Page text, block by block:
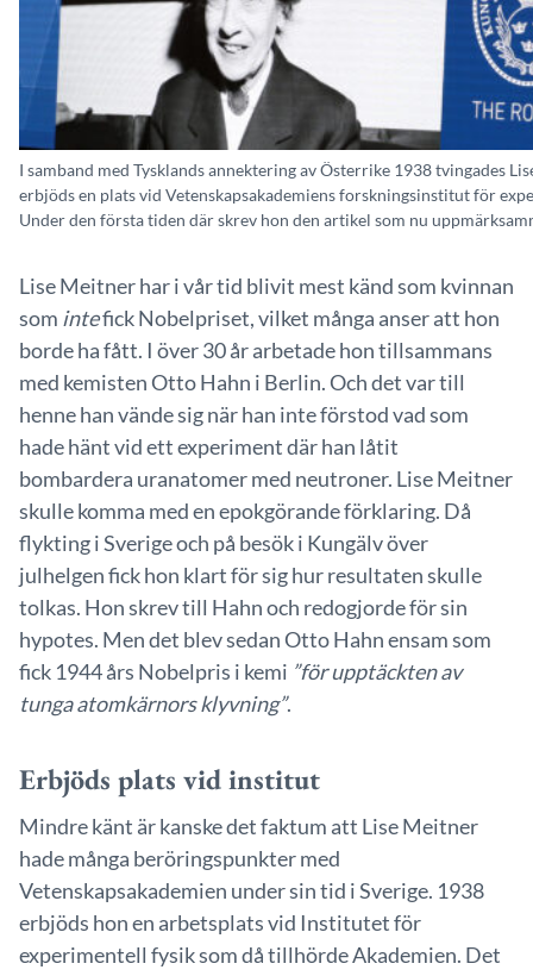
I samband med Tysklands annektering av Österrike 1938 tvingades
erbjöds en plats vid Vetenskapsakademiens forskningsinstitut för
Under den första tiden där skrev hon den artikel som nu
Lise Meitner har i vår tid blivit mest känd som kvinnan
som intefick Nobelpriset, vilket många anser att hon
borde ha fått. I över 30 år arbetade hon tillsammans
med kemisten Otto Hahn i Berlin. Och det var till
henne han vände sig när han inte förstod vad som
hade hänt vid ett experiment där han låtit
bombardera uranatomer med neutroner. Lise Meitner
skulle komma med en epokgörande förklaring. Då
flykting i Sverige och på besök i Kungälv över
julhelgen fick hon klart för sig hur resultaten skulle
tolkas. Hon skrev till Hahn och redogjorde för sin
hypotes. Men det blev sedan Otto Hahn ensam som
fick 1944 års Nobelpris i kemi ”för upptäckten av
tunga atomkärnors klyvning”.
Erbjöds plats vid institut
Mindre känt är kanske det faktum att Lise Meitner
hade många beröringspunkter med
Vetenskapsakademien under sin tid i Sverige. 1938
erbjöds hon en arbetsplats vid Institutet för
experimentell fysik som då tillhörde Akademien. Det